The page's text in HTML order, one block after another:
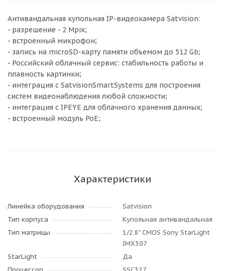
Антивандальная купольная IP-видеокамера Satvision:
- разрешение - 2 Mpix;
- встроенный микрофон;
- запись на microSD-карту памяти объемом до 512 Gb;
- Российский облачный сервис: стабильность работы и
плавность картинки;
- интеграция с SatvisionSmartSystems для построения
систем видеонаблюдения любой сложности;
- интеграция с IPEYE для облачного хранения данных;
- встроенный модуль PoE;
Характеристики
Линейка оборудования
Satvision
Тип корпуса
Купольная антивандальная
Тип матрицы
1/2.8" CMOS Sony StarLight
IMX307
StarLight
Да